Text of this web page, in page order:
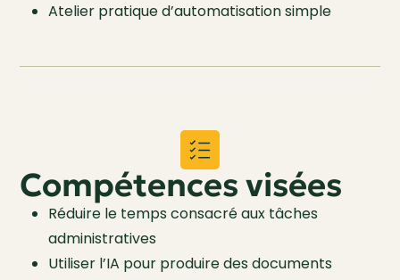
Atelier pratique d’automatisation simple
Compétences visées
Réduire le temps consacré aux tâches
administratives
Utiliser l’IA pour produire des documents